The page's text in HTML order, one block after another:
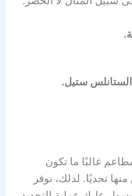
ستيل.
غالبًا ما تكون
تحديًا. لذلك، نوفر